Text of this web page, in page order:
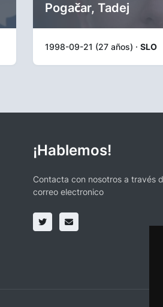
Pogačar, Tadej
1998-09-21 (27 años) · SLO
¡Hablemos!
Contacta con nosotros a través
correo electronico